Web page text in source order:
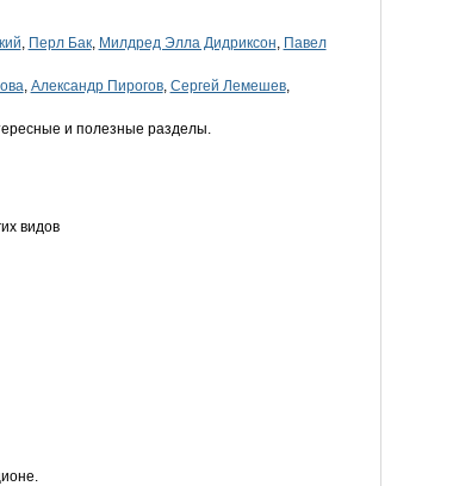
, Перл Бак, Милдред Элла Дидриксон, Павел
, Александр Пирогов, Сергей Лемешев,
и полезные разделы.
видов